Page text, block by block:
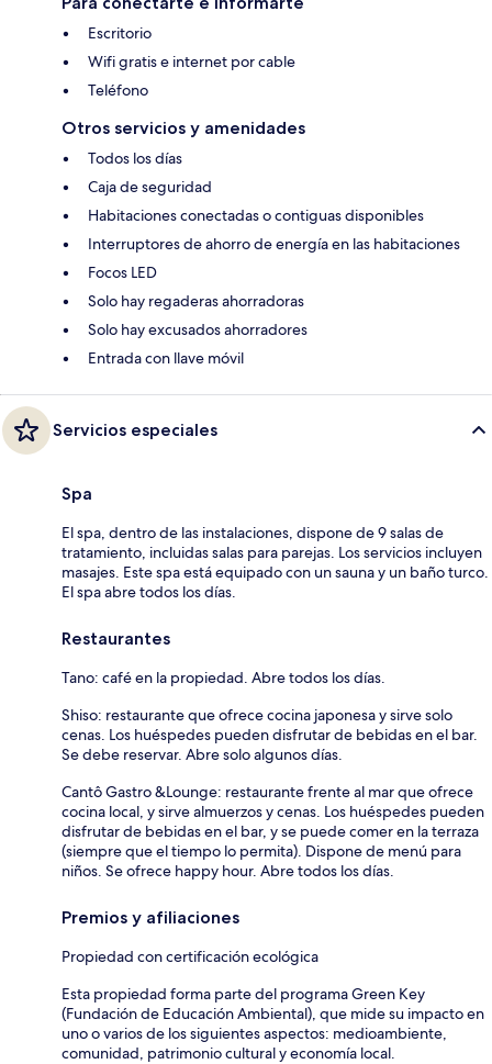
Escritorio
Wifi gratis e internet por cable
Teléfono
Otros servicios y amenidades
Todos los días
Caja de seguridad
Habitaciones conectadas o contiguas disponibles
Interruptores de ahorro de energía en las habitaciones
Focos LED
Solo hay regaderas ahorradoras
Solo hay excusados ahorradores
Entrada con llave móvil
Servicios especiales
Spa
El spa, dentro de las instalaciones, dispone de 9 salas de
tratamiento, incluidas salas para parejas. Los servicios incluyen
masajes. Este spa está equipado con un sauna y un baño turco.
El spa abre todos los días.
Restaurantes
Tano: café en la propiedad. Abre todos los días.
Shiso: restaurante que ofrece cocina japonesa y sirve solo
cenas. Los huéspedes pueden disfrutar de bebidas en el bar.
Se debe reservar. Abre solo algunos días.
Cantô Gastro &Lounge: restaurante frente al mar que ofrece
cocina local, y sirve almuerzos y cenas. Los huéspedes pueden
disfrutar de bebidas en el bar, y se puede comer en la terraza
(siempre que el tiempo lo permita). Dispone de menú para
niños. Se ofrece happy hour. Abre todos los días.
Premios y afiliaciones
Propiedad con certificación ecológica
Esta propiedad forma parte del programa Green Key
(Fundación de Educación Ambiental), que mide su impacto en
uno o varios de los siguientes aspectos: medioambiente,
comunidad, patrimonio cultural y economía local.